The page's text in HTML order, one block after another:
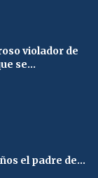
violador de
se...
el padre de...